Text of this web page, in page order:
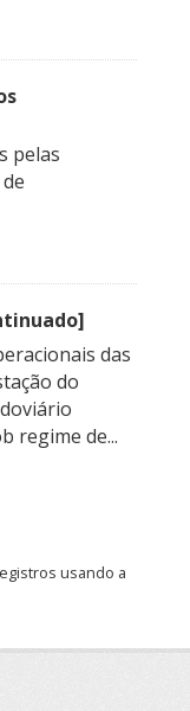
pelas
das
do
regime de...
usando a